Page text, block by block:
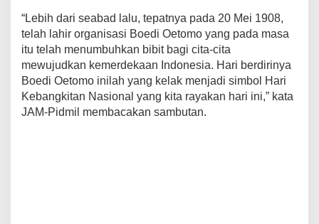
“Lebih dari seabad lalu, tepatnya pada 20 Mei 1908,
telah lahir organisasi Boedi Oetomo yang pada masa
itu telah menumbuhkan bibit bagi cita-cita
mewujudkan kemerdekaan Indonesia. Hari berdirinya
Boedi Oetomo inilah yang kelak menjadi simbol Hari
Kebangkitan Nasional yang kita rayakan hari ini,” kata
JAM-Pidmil membacakan sambutan.